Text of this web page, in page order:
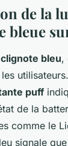
de la
bleue
bleu,
puff
de la
comme le
signale